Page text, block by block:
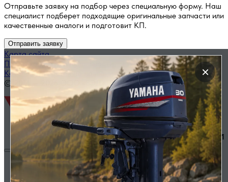
Отправьте заявку на подбор через специальную форму. Наш
специалист подберет подходящие оригинальные запчасти или
качественные аналоги и подготовит КП.
Отправить заявку
×
Карта сайта
Политика конфиденциальности
Каталог запчастей по названию
© 2014 — 2026 ООО «ВЭД»
Двигатели и комплектующие